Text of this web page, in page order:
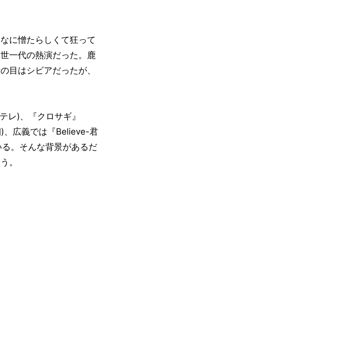
に憎たらしくて狂って
一代の熱演だった。鹿
目はシビアだったが、
レ)、『クロサギ』
、広義では『Believe-君
。そんな背景があるだ
。